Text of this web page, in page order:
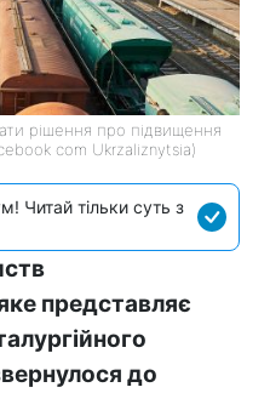
рішення про підвищення
com Ukrzaliznytsia)
Читай тільки суть з
представляє
до